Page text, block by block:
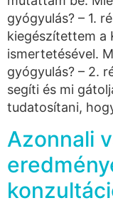
gyógyulás? – 1.
kiegészítettem a
ismertetésével.
gyógyulás? – 2.
segíti és mi
tudatosítani,
Azonnali